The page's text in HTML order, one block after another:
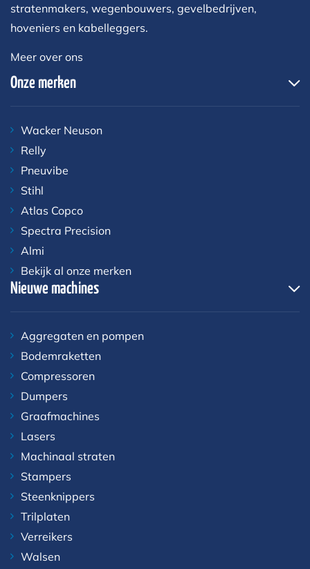
stratenmakers, wegenbouwers, gevelbedrijven,
hoveniers en kabelleggers.
Meer over ons
Onze merken
Wacker Neuson
Relly
Pneuvibe
Stihl
Atlas Copco
Spectra Precision
Almi
Bekijk al onze merken
Nieuwe machines
Aggregaten en pompen
Bodemraketten
Compressoren
Dumpers
Graafmachines
Lasers
Machinaal straten
Stampers
Steenknippers
Trilplaten
Verreikers
Walsen